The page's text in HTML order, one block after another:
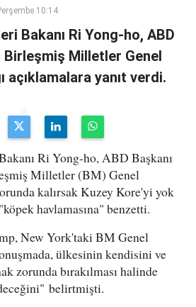
10:14
Bakanı Ri Yong-ho, ABD
Birleşmiş Milletler Genel
açıklamalara yanıt verdi.
Ri Yong-ho, ABD Başkanı
Milletler (BM) Genel
kalırsak Kuzey Kore'yi yok
havlamasına" benzetti.
New York'taki BM Genel
ülkesinin kendisini ve
zorunda bırakılması halinde
belirtmişti.